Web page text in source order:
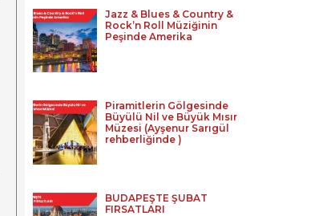
Jazz & Blues & Country &
Rock’n Roll Müziğinin
Peşinde Amerika
Piramitlerin Gölgesinde
Büyülü Nil ve Büyük Mısır
Müzesi (Ayşenur Sarıgül
rehberliğinde )
BUDAPEŞTE ŞUBAT
FIRSATLARI